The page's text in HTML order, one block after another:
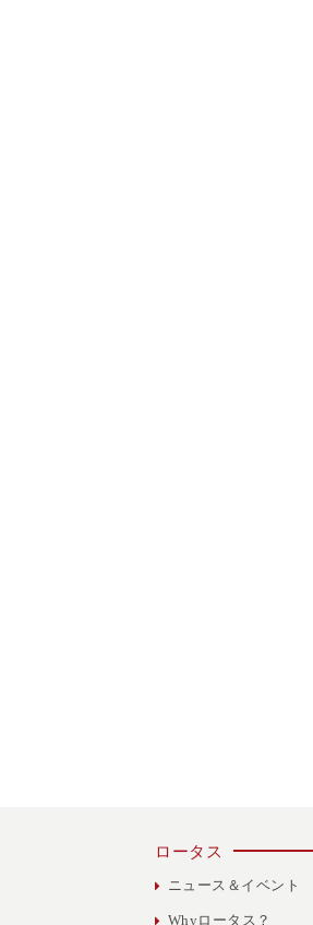
ロータス
ニュース＆イベント
Whyロータス？